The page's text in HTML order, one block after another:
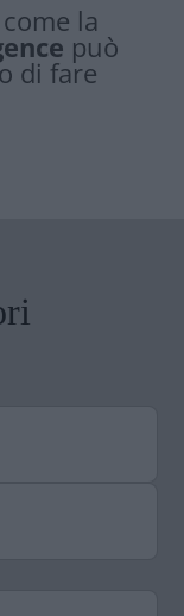
la
può
di fare